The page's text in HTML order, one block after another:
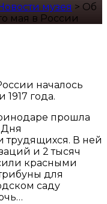
музея > Об
мая в России
началось
года.
прошла
трудящихся. В ней
и 2 тысяч
красными
для
саду